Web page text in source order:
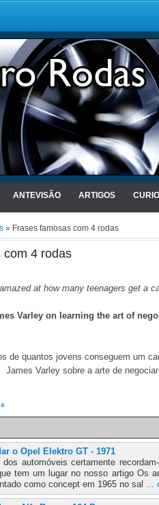
ANTEVISÃO ARTIGOS
» Frases famosas com 4 rodas
com 4 rodas
at how many teenagers get a
Varley on learning the art of
de quantos jovens conseguem um
James Varley sobre a arte de
o Opel Elektro GT - 1971
automóveis certamente
tem um lugar no nosso artigo Os
como concept em 1965 no sal ...